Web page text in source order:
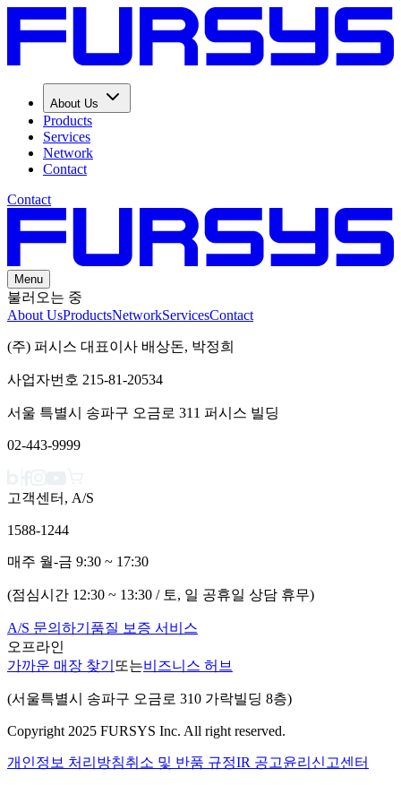
About Us
Products
Services
Network
Contact
Contact
Menu
불러오는 중
About UsProductsNetworkServicesContact
(주) 퍼시스 대표이사 배상돈, 박정희
사업자번호 215-81-20534
서울 특별시 송파구 오금로 311 퍼시스 빌딩
02-443-9999
고객센터, A/S
1588-1244
매주 월-금 9:30 ~ 17:30
(점심시간 12:30 ~ 13:30 / 토, 일 공휴일 상담 휴무)
A/S 문의하기 품질 보증 서비스
오프라인
가까운 매장 찾기 또는비즈니스 허브
(서울특별시 송파구 오금로 310 가락빌딩 8층)
Copyright 2025 FURSYS Inc. All right reserved.
개인정보 처리방침취소 및 반품 규정IR 공고윤리신고센터